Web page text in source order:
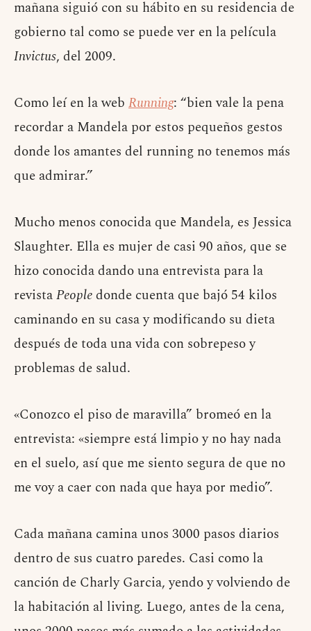
mañana siguió con su hábito en su residencia de
gobierno tal como se puede ver en la película
Invictus, del 2009.
Como leí en la web Running: “bien vale la pena
recordar a Mandela por estos pequeños gestos
donde los amantes del running no tenemos más
que admirar.”
Mucho menos conocida que Mandela, es Jessica
Slaughter. Ella es mujer de casi 90 años, que se
hizo conocida dando una entrevista para la
revistaPeopledonde cuenta que bajó 54 kilos
caminando en su casa y modificando su dieta
después de toda una vida con sobrepeso y
problemas de salud.
«Conozco el piso de maravilla” bromeó en la
entrevista: «siempre está limpio y no hay nada
en el suelo, así que me siento segura de que no
me voy a caer con nada que haya por medio”.
Cada mañana camina unos 3000 pasos diarios
dentro de sus cuatro paredes. Casi como la
canción de Charly Garcia, yendo y volviendo de
la habitación al living. Luego, antes de la cena,